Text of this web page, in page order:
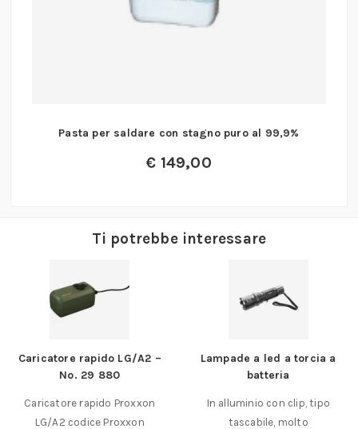
Pasta per saldare con stagno puro al 99,9%
€ 149,00
Ti potrebbe interessare
Caricatore rapido LG/A2 –
No. 29 880
Caricatore rapido Proxxon
LG/A2 codice Proxxon
Lampade a led a torcia a
batteria
In alluminio con clip, tipo
tascabile, molto